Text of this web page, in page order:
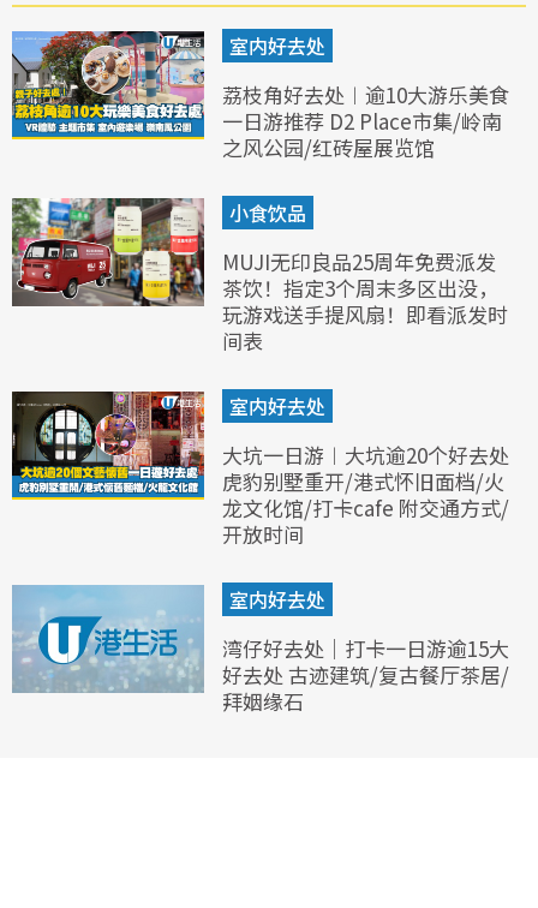
室内好去处
荔枝角好去处︱逾10大游乐美食
一日游推荐 D2 Place市集/岭南
之风公园/红砖屋展览馆
小食饮品
MUJI无印良品25周年免费派发
茶饮！指定3个周末多区出没，
玩游戏送手提风扇！即看派发时
间表
室内好去处
大坑一日游︱大坑逾20个好去处
虎豹别墅重开/港式怀旧面档/火
龙文化馆/打卡cafe 附交通方式/
开放时间
室内好去处
湾仔好去处｜打卡一日游逾15大
好去处 古迹建筑/复古餐厅茶居/
拜姻缘石